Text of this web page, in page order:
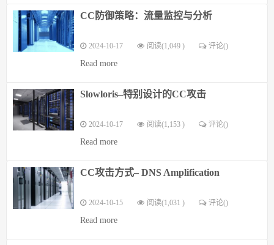
CC防御策略：流量监控与分析
2024-10-17 阅读(1,049 ) 评论()
Read more
Slowloris–特别设计的CC攻击
2024-10-17 阅读(1,153 ) 评论()
Read more
CC攻击方式– DNS Amplification
2024-10-15 阅读(1,031 ) 评论()
Read more